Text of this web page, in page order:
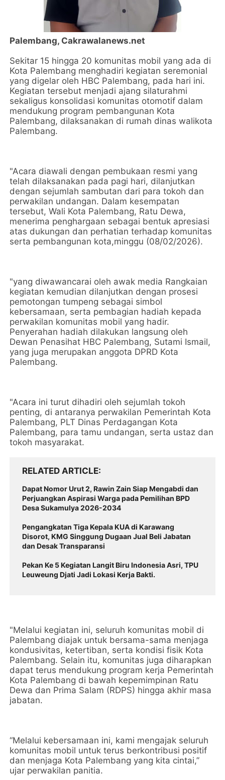
Palembang, Cakrawalanews.net
Sekitar 15 hingga 20 komunitas mobil yang ada di
Kota Palembang menghadiri kegiatan seremonial
yang digelar oleh HBC Palembang, pada hari ini.
Kegiatan tersebut menjadi ajang silaturahmi
sekaligus konsolidasi komunitas otomotif dalam
mendukung program pembangunan Kota
Palembang, dilaksanakan di rumah dinas walikota
Palembang.
"Acara diawali dengan pembukaan resmi yang
telah dilaksanakan pada pagi hari, dilanjutkan
dengan sejumlah sambutan dari para tokoh dan
perwakilan undangan. Dalam kesempatan
tersebut, Wali Kota Palembang, Ratu Dewa,
menerima penghargaan sebagai bentuk apresiasi
atas dukungan dan perhatian terhadap komunitas
serta pembangunan kota,minggu (08/02/2026).
"yang diwawancarai oleh awak media Rangkaian
kegiatan kemudian dilanjutkan dengan prosesi
pemotongan tumpeng sebagai simbol
kebersamaan, serta pembagian hadiah kepada
perwakilan komunitas mobil yang hadir.
Penyerahan hadiah dilakukan langsung oleh
Dewan Penasihat HBC Palembang, Sutami Ismail,
yang juga merupakan anggota DPRD Kota
Palembang.
"Acara ini turut dihadiri oleh sejumlah tokoh
penting, di antaranya perwakilan Pemerintah Kota
Palembang, PLT Dinas Perdagangan Kota
Palembang, para tamu undangan, serta ustaz dan
tokoh masyarakat.
RELATED ARTICLE
Dapat Nomor Urut 2, Rawin Zain Siap Mengabdi dan
Perjuangkan Aspirasi Warga pada Pemilihan BPD
Desa Sukamulya 2026-2034
Pengangkatan Tiga Kepala KUA di Karawang
Disorot, KMG Singgung Dugaan Jual Beli Jabatan
dan Desak Transparansi
Pekan Ke 5 Kegiatan Langit Biru Indonesia Asri, TPU
Leuweung Djati Jadi Lokasi Kerja Bakti.
"Melalui kegiatan ini, seluruh komunitas mobil di
Palembang diajak untuk bersama-sama menjaga
kondusivitas, ketertiban, serta kondisi fisik Kota
Palembang. Selain itu, komunitas juga diharapkan
dapat terus mendukung program kerja Pemerintah
Kota Palembang di bawah kepemimpinan Ratu
Dewa dan Prima Salam (RDPS) hingga akhir masa
jabatan.
“Melalui kebersamaan ini, kami mengajak seluruh
komunitas mobil untuk terus berkontribusi positif
dan menjaga Kota Palembang yang kita cintai,”
ujar perwakilan panitia.